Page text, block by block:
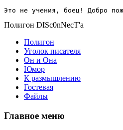
Это не учения, боец! Добро
Полигон DISc0nNecT'a
Полигон
Уголок писателя
Он и Она
Юмор
К размышлению
Гостевая
Файлы
Главное меню